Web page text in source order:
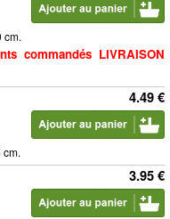
cm.
commandés LIVRAISON
4.49 €
3.95 €